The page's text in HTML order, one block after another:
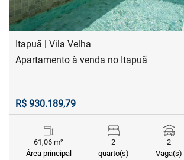
Itapuã | Vila Velha
Apartamento à venda no Itapuã
R$ 930.189,79
61,06 m²
Área principal
2
quarto(s)
2
Vaga(s)